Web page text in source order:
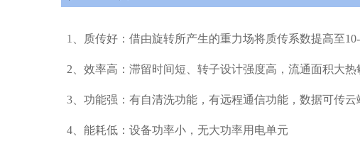
1、质传好：借由旋转所产生的重力场将质传系数提高至
2、效率高：滞留时间短、转子设计强度高，流通面积大
3、功能强：有自清洗功能，有远程通信功能，数据可传
4、能耗低：设备功率小，无大功率用电单元